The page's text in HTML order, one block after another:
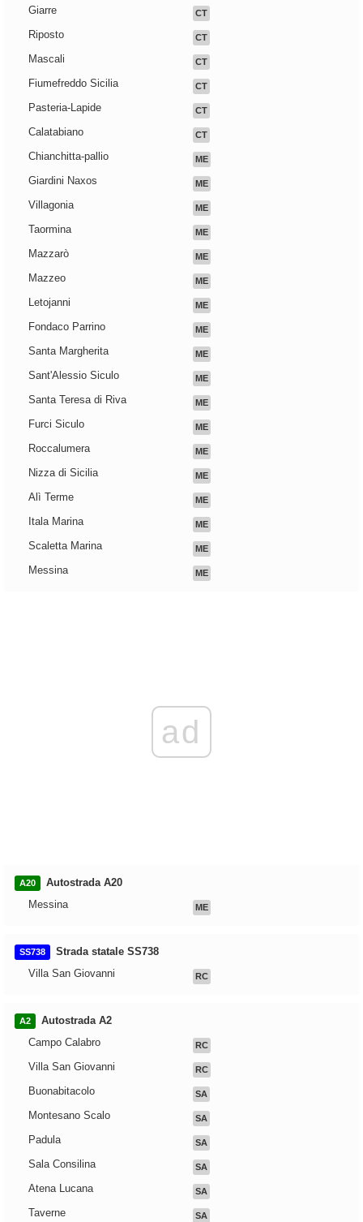
Giarre CT
Riposto CT
Mascali CT
Fiumefreddo Sicilia CT
Pasteria-Lapide CT
Calatabiano CT
Chianchitta-pallio ME
Giardini Naxos ME
Villagonia ME
Taormina ME
Mazzarò ME
Mazzeo ME
Letojanni ME
Fondaco Parrino ME
Santa Margherita ME
Sant'Alessio Siculo ME
Santa Teresa di Riva ME
Furci Siculo ME
Roccalumera ME
Nizza di Sicilia ME
Alì Terme ME
Itala Marina ME
Scaletta Marina ME
Messina ME
ad
A20
Autostrada A20
Messina
ME
SS738
Strada statale SS738
Villa San Giovanni
RC
A2
Autostrada A2
Campo Calabro
RC
Villa San Giovanni RC
Buonabitacolo SA
Montesano Scalo SA
Padula SA
Sala Consilina SA
Atena Lucana SA
Taverne SA